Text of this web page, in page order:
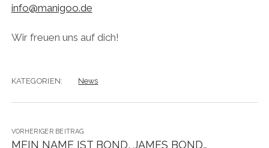
info@manigoo.de
Wir freuen uns auf dich!
KATEGORIEN: News
VORHERIGER BEITRAG
MEIN NAME IST BOND, JAMES BOND…